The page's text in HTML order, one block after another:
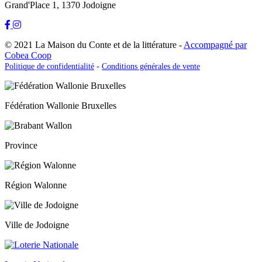
Grand'Place 1, 1370 Jodoigne
© 2021 La Maison du Conte et de la littérature - Accompagné par
Cobea Coop
Politique de confidentialité - Conditions générales de vente
Fédération Wallonie Bruxelles
Province
Région Walonne
Ville de Jodoigne